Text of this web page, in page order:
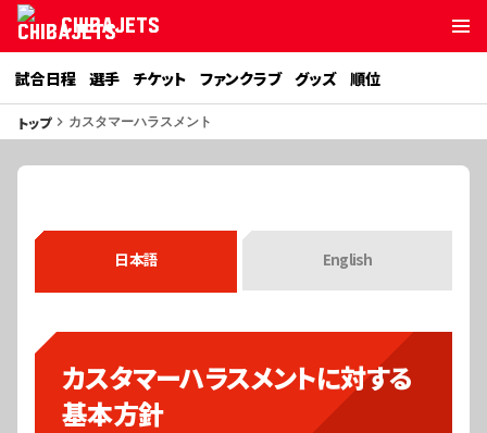
CHIBAJETS
試合日程 選手 チケット ファンクラブ グッズ 順位
トップkeyboard_arrow_right カスタマーハラスメント
日本語 English
カスタマーハラスメントに対する
基本方針